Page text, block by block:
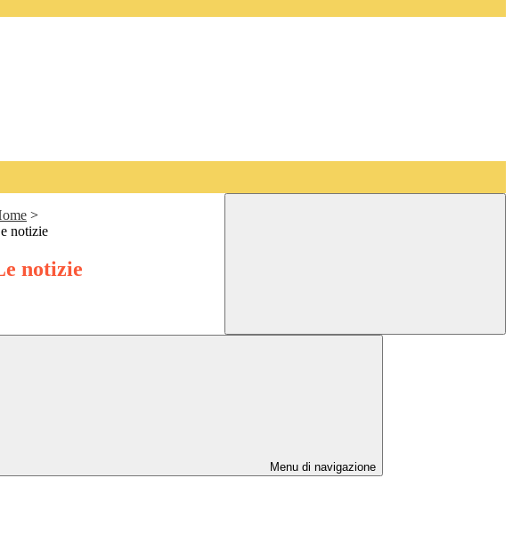
>
notizie
notizie
Menu di navigazione